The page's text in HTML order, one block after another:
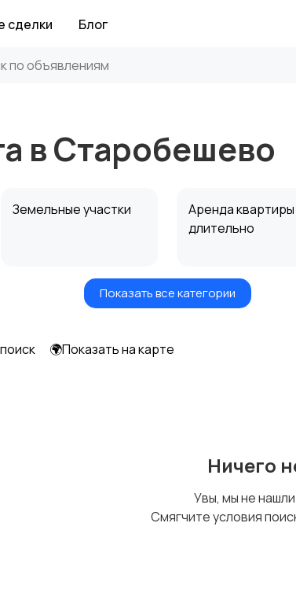
сделки Блог
в Старобешево
Земельные участки
Аренда квартиры
длительно
Аренда дома
Коммерческая
Показать все категории
🌍Показать на карте
Ничего
Увы, мы не
Смягчите условия